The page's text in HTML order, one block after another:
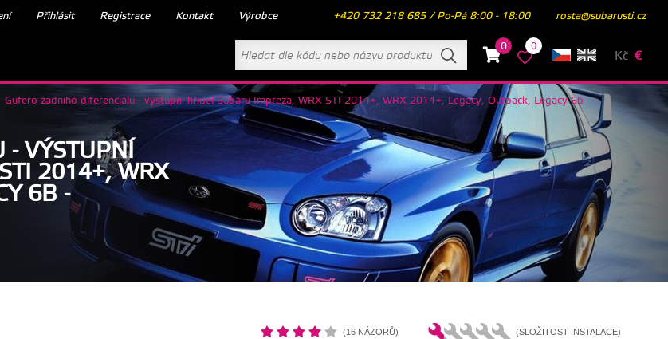
Přihlásit Registrace Kontakt Výrobce +420 732 218 685 / Po-Pá 8:00 - 18:00 rosta@subarusti.cz
0 0
Kč €
Gufero zadního diferenciálu - výstupní hřídel Subaru Impreza, WRX STI 2014+, WRX 2014+, Legacy, Outback, Legacy 6b
- VÝSTUPNÍ
2014+, WRX
6B -
(16 NÁZORŮ) (SLOŽITOST INSTALACE)